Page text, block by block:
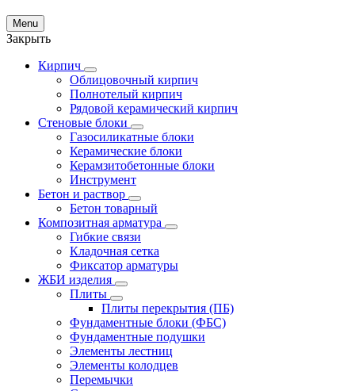
Menu
Закрыть
Кирпич
Облицовочный кирпич
Полнотелый кирпич
Рядовой керамический кирпич
Стеновые блоки
Газосиликатные блоки
Керамические блоки
Керамзитобетонные блоки
Инструмент
Бетон и раствор
Бетон товарный
Композитная арматура
Гибкие связи
Кладочная сетка
Фиксатор арматуры
ЖБИ изделия
Плиты
Плиты перекрытия (ПБ)
Фундаментные блоки (ФБС)
Фундаментные подушки
Элементы лестниц
Элементы колодцев
Перемычки